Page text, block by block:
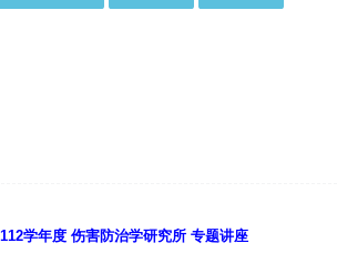
112学年度 伤害防治学研究所 专题讲座